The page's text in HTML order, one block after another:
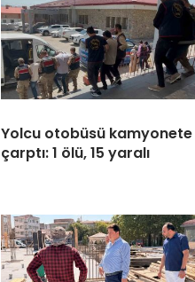
Yolcu otobüsü kamyonete
çarptı: 1 ölü, 15 yaralı